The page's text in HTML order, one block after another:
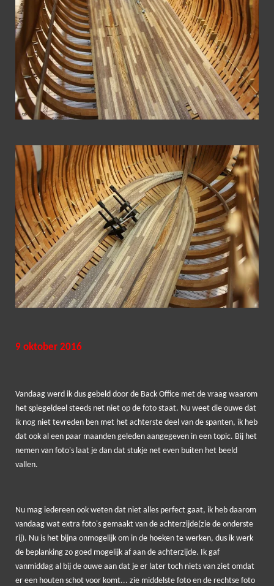
9 oktober 2016
Vandaag werd ik dus gebeld door de Back Office met de vraag waarom
het spiegeldeel steeds net niet op de foto staat. Nu weet die ouwe dat
ik nog niet tevreden ben met het achterste deel van de spanten, ik heb
dat ook al een paar maanden geleden aangegeven in een topic. Bij het
nemen van foto's laat je dan dat stukje net even buiten het beeld
vallen.
Nu mag iedereen ook weten dat niet alles perfect gaat, ik heb daarom
vandaag wat extra foto's gemaakt van de achterzijde(zie de onderste
rij). Nu is het bijna onmogelijk om in de hoeken te werken, dus ik werk
de beplanking zo goed mogelijk af aan de achterzijde. Ik gaf
vanmiddag al bij de ouwe aan dat je er later toch niets van ziet omdat
er een houten schot voor komt... zie middelste foto en de rechtse foto